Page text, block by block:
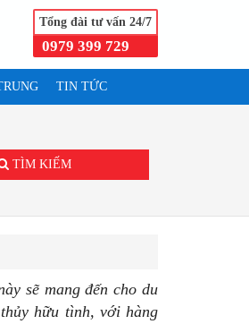
Tổng đài tư vấn 24/7
0979 399 729
TIN TỨC
TÌM KIẾM
sẽ mang đến cho du
hữu tình, với hàng